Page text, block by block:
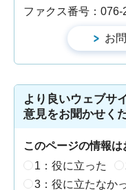
ファクス番号：076-
より良いウェブサ
意見をお聞かせく
このページの情報
1：役に立った
3：役に立たなか